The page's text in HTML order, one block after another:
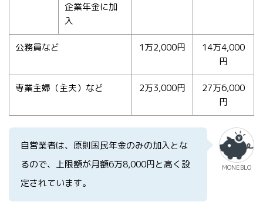
企業年金に加
入
公務員など 1万2,000円
14万4,000
円
専業主婦（主夫）など 2万3,000円
27万6,000
円
自営業者は、原則国民年金のみの加入とな
るので、上限額が月額6万8,000円と高く設
定されています。
MONEBLO